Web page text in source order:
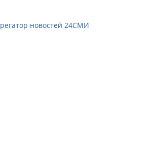
новостей 24СМИ